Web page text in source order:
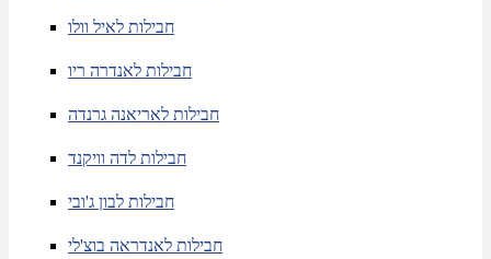
חבילות לאיל וולו
חבילות לאנדרה ריו
חבילות לאריאנה גרנדה
חבילות לדה וויקנד
חבילות לבון ג'ובי
חבילות לאנדראה בוצ'לי